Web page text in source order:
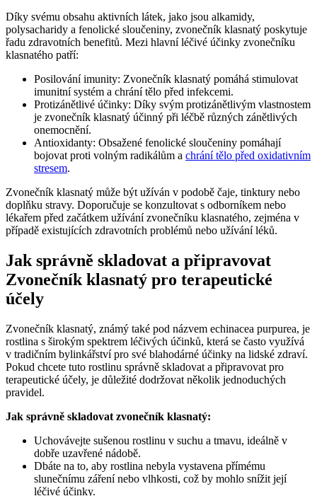
Díky svému obsahu aktivních látek, jako jsou alkamidy,
polysacharidy a fenolické sloučeniny, zvonečník klasnatý poskytuje
řadu zdravotních benefitů. Mezi hlavní léčivé účinky zvonečníku
klasnatého patří:
Posilování imunity: Zvonečník klasnatý pomáhá stimulovat
imunitní systém a chrání tělo před infekcemi.
Protizánětlivé účinky: Díky svým protizánětlivým vlastnostem
je zvonečník klasnatý účinný při léčbě různých zánětlivých
onemocnění.
Antioxidanty: Obsažené fenolické sloučeniny pomáhají
bojovat proti volným radikálům a chrání tělo před oxidativním
stresem.
Zvonečník klasnatý může být užíván v podobě čaje, tinktury nebo
doplňku stravy. Doporučuje se konzultovat s odborníkem nebo
lékařem před začátkem užívání zvonečníku klasnatého, zejména v
případě existujících zdravotních problémů nebo užívání léků.
Jak správně skladovat a připravovat
Zvonečník klasnatý pro terapeutické
účely
Zvonečník klasnatý, známý také pod názvem echinacea purpurea, je
rostlina s širokým spektrem léčivých účinků, která se často využívá
v tradičním bylinkářství pro své blahodárné účinky na lidské zdraví.
Pokud chcete tuto rostlinu správně skladovat a připravovat pro
terapeutické účely, je důležité dodržovat několik jednoduchých
pravidel.
Jak správně skladovat zvonečník klasnatý:
Uchovávejte sušenou rostlinu v suchu a tmavu, ideálně v
dobře uzavřené nádobě.
Dbáte na to, aby rostlina nebyla vystavena přímému
slunečnímu záření nebo vlhkosti, což by mohlo snížit její
léčivé účinky.